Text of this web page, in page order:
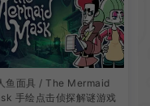
鱼面具 / The Mermaid
手绘点击侦探解谜游戏